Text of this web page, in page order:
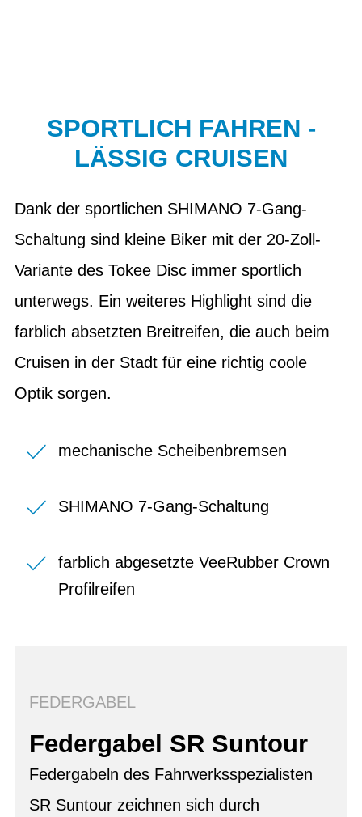
SPORTLICH FAHREN -
LÄSSIG CRUISEN
Dank der sportlichen SHIMANO 7-Gang-
Schaltung sind kleine Biker mit der 20-Zoll-
Variante des Tokee Disc immer sportlich
unterwegs. Ein weiteres Highlight sind die
farblich absetzten Breitreifen, die auch beim
Cruisen in der Stadt für eine richtig coole
Optik sorgen.
mechanische Scheibenbremsen
SHIMANO 7-Gang-Schaltung
farblich abgesetzte VeeRubber Crown
Profilreifen
FEDERGABEL
Federgabel SR Suntour
Federgabeln des Fahrwerksspezialisten
SR Suntour zeichnen sich durch